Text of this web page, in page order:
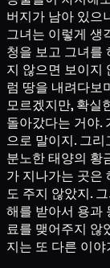
버지가 남아 있으
그녀는 이렇게 생
청을 보고 그녀를
지 않으면 보이지
럼 땅을 내려다보
모르겠지만, 확실
돌아갔다는 거야.
으로 말이지. 그
분노한 태양의 황
가 지나가는 곳은
도 주지 않았지.
해를 받아서 용과
료를 맺어주지 않
지는 또 다른 이야